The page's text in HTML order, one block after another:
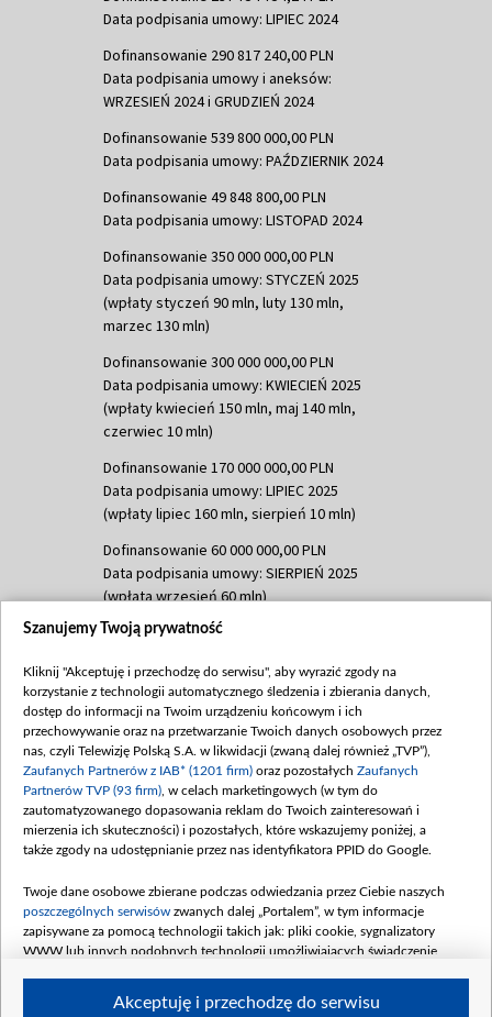
Data podpisania umowy: LIPIEC 2024
Dofinansowanie 290 817 240,00 PLN
Data podpisania umowy i aneksów:
WRZESIEŃ 2024 i GRUDZIEŃ 2024
Dofinansowanie 539 800 000,00 PLN
Data podpisania umowy: PAŹDZIERNIK 2024
Dofinansowanie 49 848 800,00 PLN
Data podpisania umowy: LISTOPAD 2024
Dofinansowanie 350 000 000,00 PLN
Data podpisania umowy: STYCZEŃ 2025
(wpłaty styczeń 90 mln, luty 130 mln,
marzec 130 mln)
Dofinansowanie 300 000 000,00 PLN
Data podpisania umowy: KWIECIEŃ 2025
(wpłaty kwiecień 150 mln, maj 140 mln,
czerwiec 10 mln)
Dofinansowanie 170 000 000,00 PLN
Data podpisania umowy: LIPIEC 2025
(wpłaty lipiec 160 mln, sierpień 10 mln)
Dofinansowanie 60 000 000,00 PLN
Data podpisania umowy: SIERPIEŃ 2025
(wpłata wrzesień 60 mln)
Dofinansowanie 635 783 051,21 PLN
(wpłata wrzesień 100 mln, październik 350
mln, listopad 265 mln)
Dofinansowanie 48 862 000,00 PLN
Data podpisania umowy: GRUDZIEŃ 2025
(wpłata grudzień 60,548 mln)
Dofinansowanie 900 000 000,00 PLN
Data podpisania umowy: LUTY 2026 (wpłata
kwiecień 180 mln, 7 maja 180 mln, 8
czerwca 90 mln)
Dofinansowanie 250 000 000,00 PLN
4 sierpnia 250 mln
Szanujemy Twoją prywatność
Kliknij "Akceptuję i przechodzę do serwisu", aby wyrazić zgody na
korzystanie z technologii automatycznego śledzenia i zbierania danych,
dostęp do informacji na Twoim urządzeniu końcowym i ich
przechowywanie oraz na przetwarzanie Twoich danych osobowych przez
nas, czyli Telewizję Polską S.A. w likwidacji (zwaną dalej również „TVP”),
Zaufanych Partnerów z IAB* (1201 firm) oraz pozostałych Zaufanych
Partnerów TVP (93 firm) , w celach marketingowych (w tym do
zautomatyzowanego dopasowania reklam do Twoich zainteresowań i
mierzenia ich skuteczności) i pozostałych, które wskazujemy poniżej, a
także zgody na udostępnianie przez nas identyfikatora PPID do Google.
Twoje dane osobowe zbierane podczas odwiedzania przez Ciebie naszych
poszczególnych serwisów zwanych dalej „Portalem”, w tym informacje
zapisywane za pomocą technologii takich jak: pliki cookie, sygnalizatory
WWW lub innych podobnych technologii umożliwiających świadczenie
Akceptuję i przechodzę do serwisu